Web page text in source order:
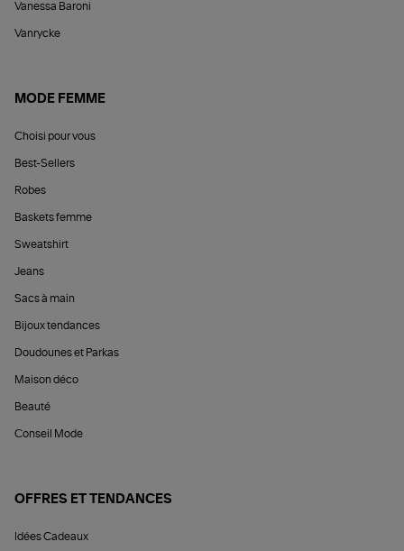
Vanessa Baroni
Vanrycke
MODE FEMME
Choisi pour vous
Best-Sellers
Robes
Baskets femme
Sweatshirt
Jeans
Sacs à main
Bijoux tendances
Doudounes et Parkas
Maison déco
Beauté
Conseil Mode
OFFRES ET TENDANCES
Idées Cadeaux